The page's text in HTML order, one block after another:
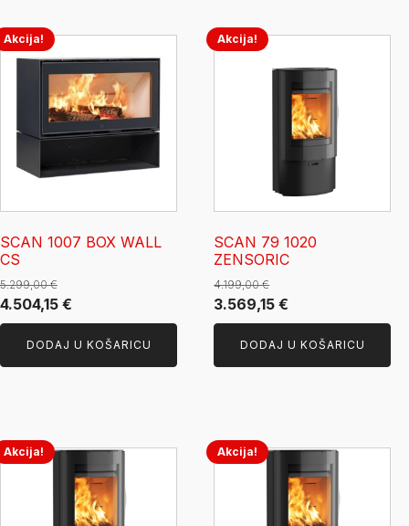
Akcija!
SCAN 1007 BOX WALL
CS
5.299,00€
Izvorna
cijena
je:
4.504,15 €
cijena
je:
4.504,15 €.
DODAJ U KOŠARICU
Akcija!
SCAN 79 1020
ZENSORIC
4.199,00€
Izvorna
cijena
je:
3.569,15€
cijena
je:
3.569,15 €.
DODAJ U KOŠARICU
Akcija! Akcija!